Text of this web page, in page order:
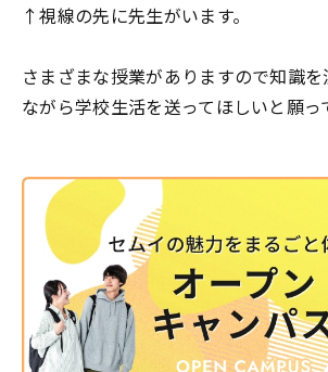
↑視線の先に先生がいます。
さまざまな授業がありますので知識
ながら学校生活を送ってほしいと願